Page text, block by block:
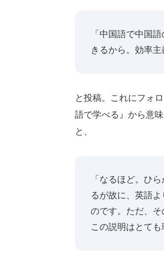
「中国語で中国
きるから。効率主
と投稿。これにフォ
語で学べる』から意
と、
「なるほど。ひ
るが故に、英語
のです。ただ、
この説明はとても